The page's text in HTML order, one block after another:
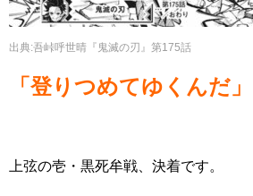
出典:吾峠呼世晴『鬼滅の刃』第175話
「登りつめてゆくんだ」
上弦の壱・黒死牟戦、決着です。